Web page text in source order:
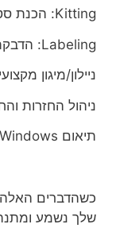
Kitting: הכנת סטים מראש (למשל מארזים או ערכות)
Labeling: הדבקת מדבקות, ברקודים, תוויות משלוח
ניילון/מיגון
ניהול החזרות
תיאום Delivery Windows ללקוחות רגישים לזמנים
כשהדברים
שלך נשמע